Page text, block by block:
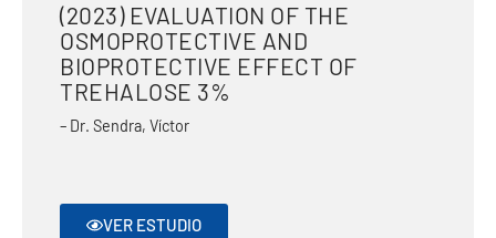
(2023) EVALUATION OF THE
OSMOPROTECTIVE AND
BIOPROTECTIVE EFFECT OF
TREHALOSE 3%
– Dr. Sendra, Víctor
VER ESTUDIO